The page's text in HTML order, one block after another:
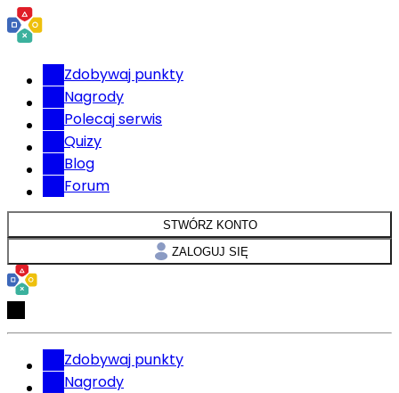
Zdobywaj punkty
Nagrody
Polecaj serwis
Quizy
Blog
Forum
STWÓRZ KONTO
ZALOGUJ SIĘ
Zdobywaj punkty
Nagrody